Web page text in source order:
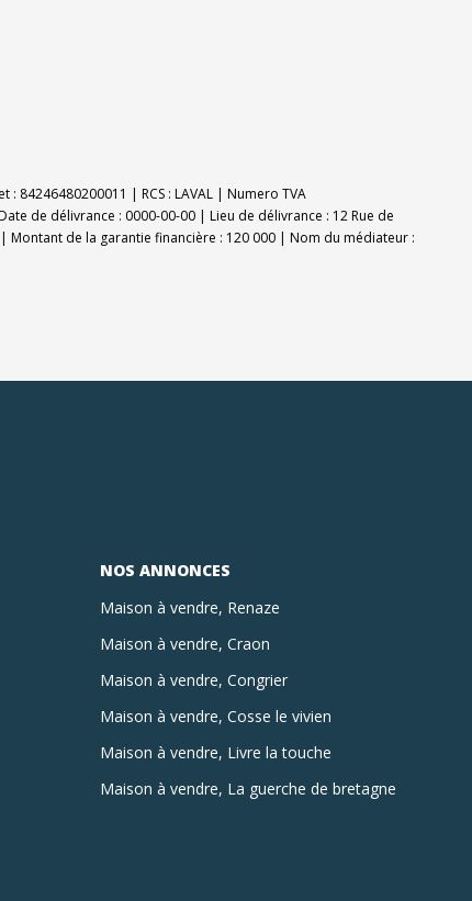
84246480200011 | RCS : LAVAL | Numero TVA
de délivrance : 0000-00-00 | Lieu de délivrance : 12 Rue de
Montant de la garantie financière : 120 000 | Nom du médiateur :
NOS ANNONCES
Maison à vendre, Renaze
Maison à vendre, Craon
Maison à vendre, Congrier
Maison à vendre, Cosse le vivien
Maison à vendre, Livre la touche
Maison à vendre, La guerche de bretagne